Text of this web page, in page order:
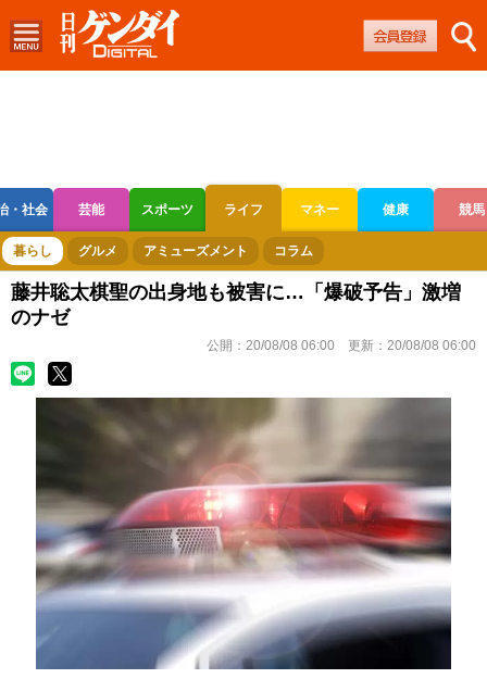
・社会 芸能 スポーツ ライフ マネー 健康 競馬
ボートレース 競輪 オートレース
暮らし グルメ アミューズメント コラム
藤井聡太棋聖の出身地も被害に…「爆破予告」激増
のナゼ
公開： 20/08/08 06:00 更新： 20/08/08 06:00